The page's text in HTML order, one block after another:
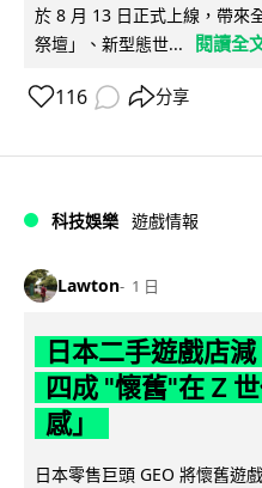
於 8 月 13 日正式上線，帶來
祭壇」、新型態世...
閱讀全
116 分享
科技娛樂 遊戲情報
Lawton 1 日
日本二手遊戲店
四成 "懷舊"在 Z
感」
日本零售巨頭 GEO 將懷舊遊